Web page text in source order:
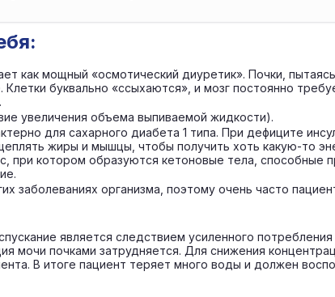
как мощный «осмотический диуретик». Почки,
буквально «ссыхаются», и мозг постоянно
увеличения объема выпиваемой жидкости).
для сахарного диабета 1 типа. При дефиците
жиры и мышцы, чтобы получить хоть какую-то
при котором образуются кетоновые тела,
организма, поэтому очень часто
является следствием усиленного
мочи почками затрудняется. Для снижения
В итоге пациент теряет много воды и должен